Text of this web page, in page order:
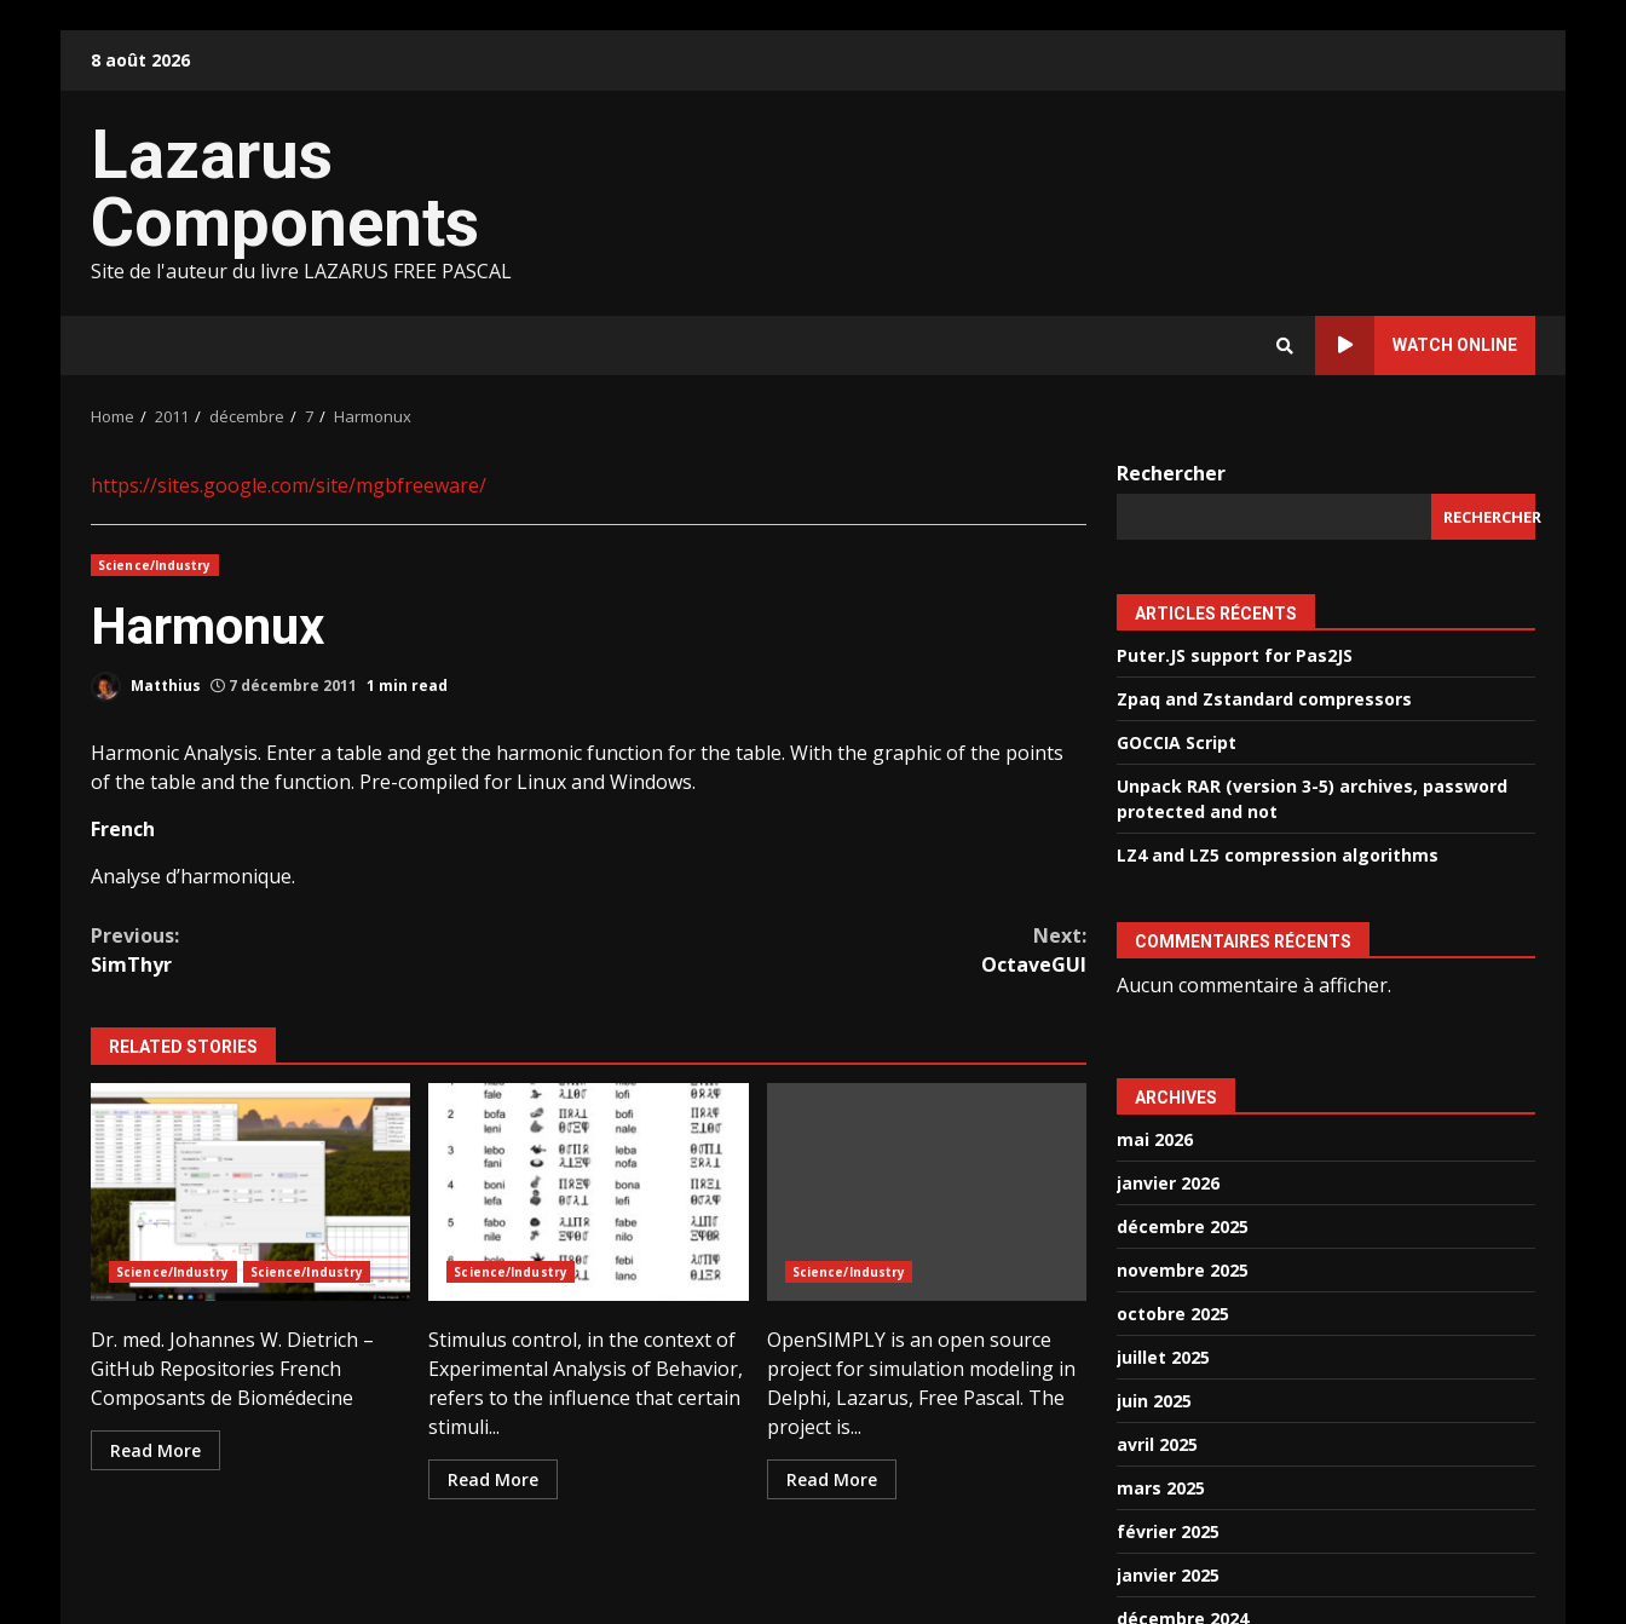
8 août 2026
Lazarus
Components
Site de l'auteur du livre LAZARUS FREE PASCAL
WATCH ONLINE
Home 2011 décembre 7 Harmonux
https://sites.google.com/site/mgbfreeware/
Science/Industry
Harmonux
Matthius 7 décembre 2011 1 min read
Harmonic Analysis. Enter a table and get the harmonic function for the table. With the graphic of the points
of the table and the function. Pre-compiled for Linux and Windows.
French
Analyse d’harmonique.
Continue
Reading
Previous:
SimThyr
Next:
OctaveGUI
RELATED STORIES
Science/Industry Science/Industry
Dr. med. Johannes W. Dietrich –
GitHub Repositories French
Composants de Biomédecine
Read More
Science/Industry
Stimulus control, in the context of
Experimental Analysis of Behavior,
refers to the influence that certain
stimuli...
Read More
Science/Industry
OpenSIMPLY is an open source
project for simulation modeling in
Delphi, Lazarus, Free Pascal. The
project is...
Read More
Rechercher
RECHERCHER
ARTICLES RÉCENTS
Puter.JS support for Pas2JS
Zpaq and Zstandard compressors
GOCCIA Script
Unpack RAR (version 3-5) archives, password
protected and not
LZ4 and LZ5 compression algorithms
COMMENTAIRES RÉCENTS
Aucun commentaire à afficher.
ARCHIVES
mai 2026
janvier 2026
décembre 2025
novembre 2025
octobre 2025
juillet 2025
juin 2025
avril 2025
mars 2025
février 2025
janvier 2025
décembre 2024